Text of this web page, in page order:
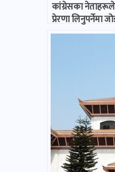
कांग्रेसका नेताहरूले
प्रेरणा लिनुपर्नेमा